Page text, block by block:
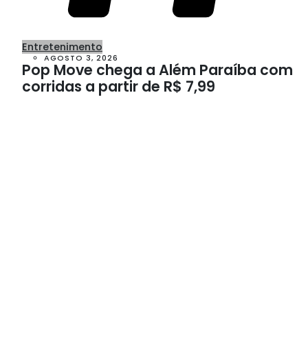
Entretenimento
AGOSTO 3, 2026
Pop Move chega a Além Paraíba com
corridas a partir de R$ 7,99